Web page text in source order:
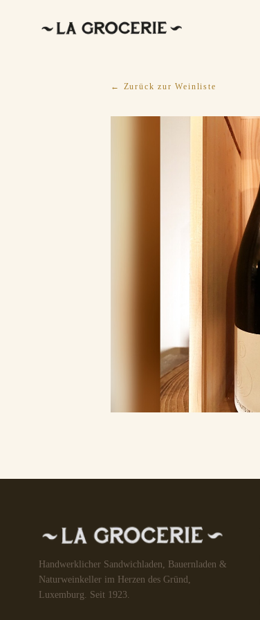
← Zurück zur Weinliste
Handwerklicher Sandwichladen, Bauernladen &
Naturweinkeller im Herzen des Gründ,
Luxemburg. Seit 1923.